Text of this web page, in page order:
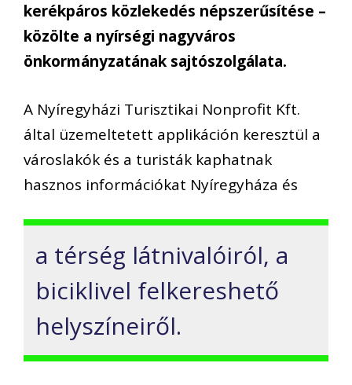
kerékpáros közlekedés népszerűsítése –
közölte a nyírségi nagyváros
önkormányzatának sajtószolgálata.
A Nyíregyházi Turisztikai Nonprofit Kft.
által üzemeltetett applikáción keresztül a
városlakók és a turisták kaphatnak
hasznos információkat Nyíregyháza és
a térség látnivalóiról, a
biciklivel felkereshető
helyszíneiről.